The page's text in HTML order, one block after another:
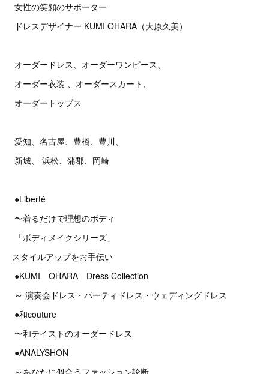
女性の笑顔のサポーター
ドレスデザイナー KUMI OHARA（大原久美）
オーダードレス、オーダーワンピース、
オーダー衣装 、オーダースカート、
オーダートップス
愛知、名古屋、豊橋、豊川、
新城、 浜松、蒲郡、岡崎
●Liberté
〜着るだけで理想のボディ
「ボディメイクシリーズ」
スタイルアップをお手伝い
●KUMI OHARA Dress Collection
～ 演奏会ドレス・パーティドレス・ウェディングドレス
●和couture
〜和テイストのオーダードレス
●ANALYSHON
～あなたに似合うファッション診断